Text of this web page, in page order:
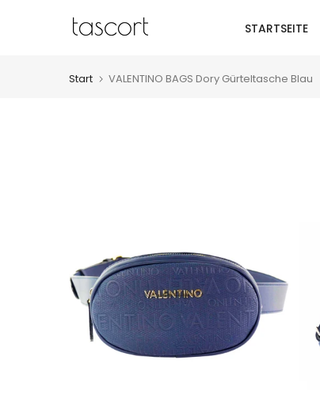
STARTSEITE
Start VALENTINO BAGS Dory Gürteltasche Blau